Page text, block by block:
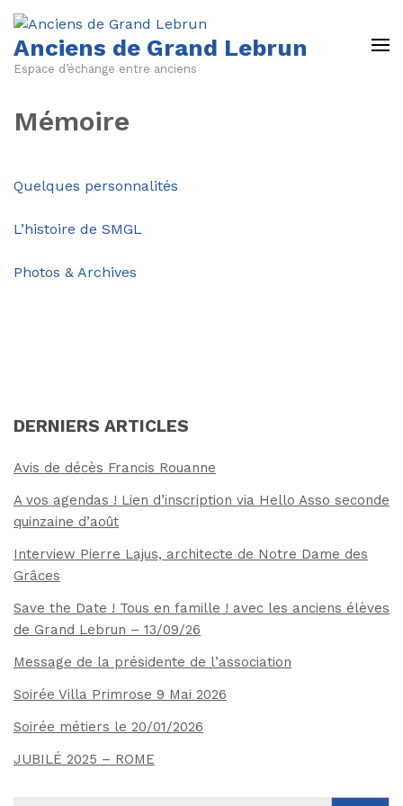
Anciens de Grand Lebrun
Espace d’échange entre anciens
Mémoire
Quelques personnalités
L’histoire de SMGL
Photos & Archives
DERNIERS ARTICLES
Avis de décès Francis Rouanne
A vos agendas ! Lien d’inscription via Hello Asso seconde
quinzaine d’août
Interview Pierre Lajus, architecte de Notre Dame des
Grâces
Save the Date ! Tous en famille ! avec les anciens élèves
de Grand Lebrun – 13/09/26
Message de la présidente de l’association
Soirée Villa Primrose 9 Mai 2026
Soirée métiers le 20/01/2026
JUBILÉ 2025 – ROME